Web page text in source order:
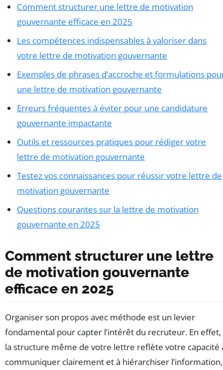
Comment structurer une lettre de motivation
gouvernante efficace en 2025
Les compétences indispensables à valoriser dans
votre lettre de motivation gouvernante
Exemples de phrases d’accroche et formulations
une lettre de motivation gouvernante
Erreurs fréquentes à éviter pour une candidature
gouvernante impactante
Outils et ressources pratiques pour rédiger votre
lettre de motivation gouvernante
Testez vos connaissances pour réussir votre lettre de
motivation gouvernante
Questions courantes sur la lettre de motivation
gouvernante en 2025
Comment structurer une lettre
de motivation gouvernante
efficace en 2025
Organiser son propos avec méthode est un levier
fondamental pour capter l’intérêt du recruteur. En effet,
la structure même de votre lettre reflète votre capacité
communiquer clairement et à hiérarchiser l’information,